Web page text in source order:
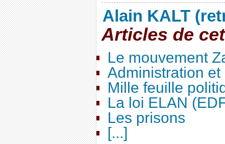
Alain KALT
Articles de
Le mouvement
Administration
Mille feuille
La loi ELAN
Les prisons
[...]